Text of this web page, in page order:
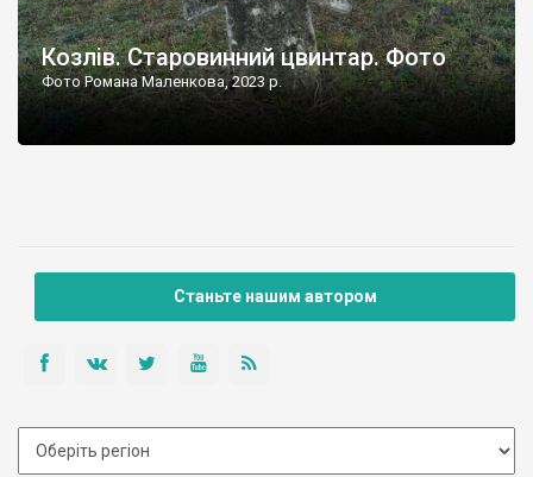
Козлів. Старовинний цвинтар. Фото
Фото Романа Маленкова, 2023 р.
Станьте нашим автором